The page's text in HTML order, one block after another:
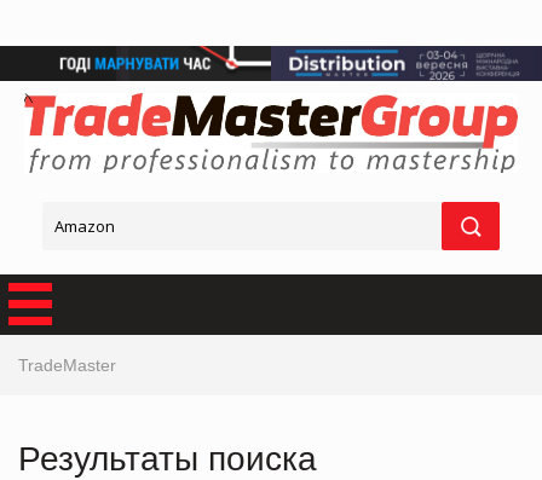
TradeMaster
Результаты поиска